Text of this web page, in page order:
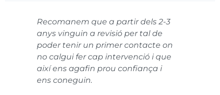
Recomanem que a partir dels 2-3
anys vinguin a revisió per tal de
poder tenir un primer contacte on
no calgui fer cap intervenció i que
així ens agafin prou confiança i
ens coneguin.